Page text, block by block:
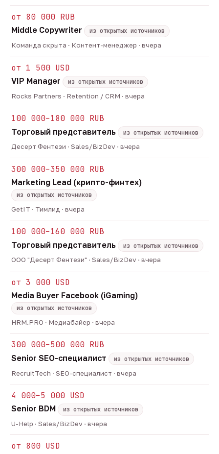
от 80 000 RUB
Middle Copywriter
из открытых источников
Команда скрыта · Контент-менеджер · вчера
от 1 500 USD
VIP Manager
из открытых источников
Rocks Partners · Retention / CRM · вчера
100 000–180 000 RUB
Торговый представитель
из открытых источников
Десерт Фентези · Sales/BizDev · вчера
300 000–350 000 RUB
Marketing Lead (крипто-финтех)
из открытых источников
GetIT · Тимлид · вчера
100 000–160 000 RUB
Торговый представитель
из открытых источников
ООО "Десерт Фентези" · Sales/BizDev · вчера
от 3 000 USD
Media Buyer Facebook (iGaming)
из открытых источников
HRM.PRO · Медиабайер · вчера
300 000–500 000 RUB
Senior SEO-специалист
из открытых источников
RecruitTech · SEO-специалист · вчера
4 000–5 000 USD
Senior BDM
из открытых источников
U-Help · Sales/BizDev · вчера
от 800 USD